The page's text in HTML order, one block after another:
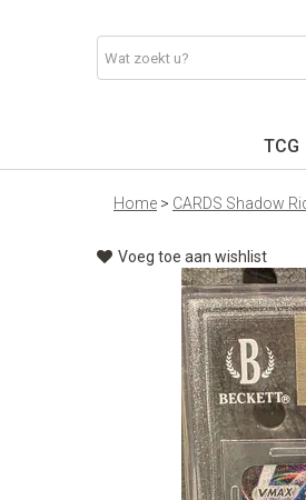
TCG
Home > CARDS Shadow
Voeg toe aan wishlist